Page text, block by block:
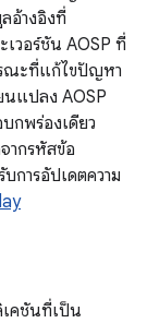
อ้างอิงที่
เวอร์ชัน AOSP ที่
รณะที่แก้ไขปัญหา
นแปลง AOSP
กพร่องเดียว
ากรหัสข้อ
การอัปเดตความ
คชันที่เป็น